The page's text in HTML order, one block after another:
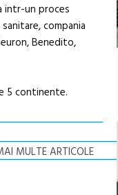
intr-un proces
compania
Benedito,
5 continente.
MULTE ARTICOLE